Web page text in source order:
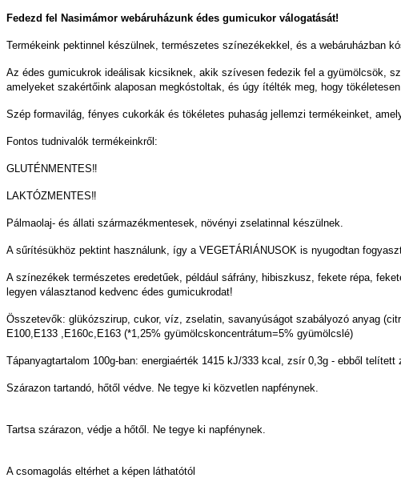
Fedezd fel Nasimámor webáruházunk édes gumicukor válogatását!
Termékeink pektinnel készülnek, természetes színezékekkel, és a webáruházban
Az édes gumicukrok ideálisak kicsiknek, akik szívesen fedezik fel a gyümölcsök,
amelyeket szakértőink alaposan megkóstoltak, és úgy ítélték meg, hogy tökéletesen
Szép formavilág, fényes cukorkák és tökéletes puhaság jellemzi termékeinket,
Fontos tudnivalók termékeinkről:
GLUTÉNMENTES‼️
LAKTÓZMENTES‼️
Pálmaolaj- és állati származékmentesek, növényi zselatinnal készülnek.
A sűrítésükhöz pektint használunk, így a VEGETÁRIÁNUSOK is nyugodtan
A színezékek természetes eredetűek, például sáfrány, hibiszkusz, fekete répa,
legyen választanod kedvenc édes gumicukrodat!
Összetevők: glükózszirup, cukor, víz, zselatin, savanyúságot szabályozó anyag
E100,E133 ,E160c,E163 (*1,25% gyümölcskoncentrátum=5% gyümölcslé)
Tápanyagtartalom 100g-ban: energiaérték 1415 kJ/333 kcal, zsír 0,3g - ebből
Szárazon tartandó, hőtől védve. Ne tegye ki közvetlen napfénynek.
Tartsa szárazon, védje a hőtől. Ne tegye ki napfénynek.
A csomagolás eltérhet a képen láthatótól